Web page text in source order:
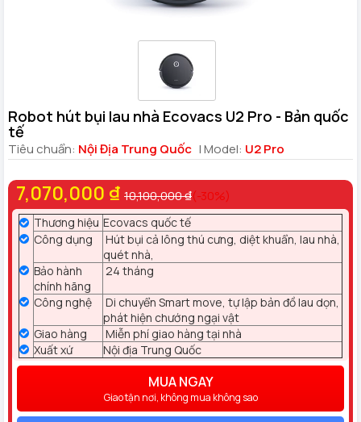
Robot hút bụi lau nhà Ecovacs U2 Pro - Bản quốc
tế
Tiêu chuẩn: Nội Địa Trung Quốc | Model: U2 Pro
7,070,000 ₫ 10,100,000 ₫(-30%)
Thương hiệu Ecovacs quốc tế
Công dụng
Hút bụi cả lông thú cưng, diệt khuẩn, lau nhà,
quét nhà,
Bảo hành
chính hãng
24 tháng
Công nghệ
Di chuyển Smart move, tự lập bản đồ lau dọn,
phát hiện chướng ngại vật
Giao hàng
Miễn phí giao hàng tại nhà
Xuất xứ
Nội địa Trung Quốc
MUA NGAY
Giao tận nơi, không mua không sao